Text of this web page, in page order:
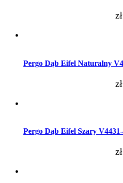
zł
Pergo Dąb Eifel Naturalny
zł
Pergo Dąb Eifel Szary
zł